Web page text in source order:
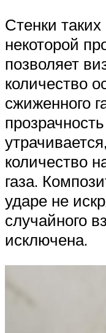
Стенки
некоторой
позволяет
количество
сжиженного
количество
газа.
ударе не
случайного
исключена.